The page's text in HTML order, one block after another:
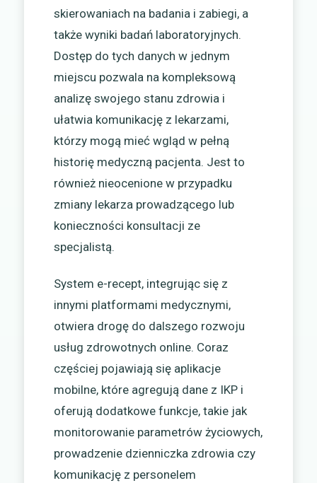
skierowaniach na badania i zabiegi, a
także wyniki badań laboratoryjnych.
Dostęp do tych danych w jednym
miejscu pozwala na kompleksową
analizę swojego stanu zdrowia i
ułatwia komunikację z lekarzami,
którzy mogą mieć wgląd w pełną
historię medyczną pacjenta. Jest to
również nieocenione w przypadku
zmiany lekarza prowadzącego lub
konieczności konsultacji ze
specjalistą.
System e-recept, integrując się z
innymi platformami medycznymi,
otwiera drogę do dalszego rozwoju
usług zdrowotnych online. Coraz
częściej pojawiają się aplikacje
mobilne, które agregują dane z IKP i
oferują dodatkowe funkcje, takie jak
monitorowanie parametrów życiowych,
prowadzenie dzienniczka zdrowia czy
komunikację z personelem